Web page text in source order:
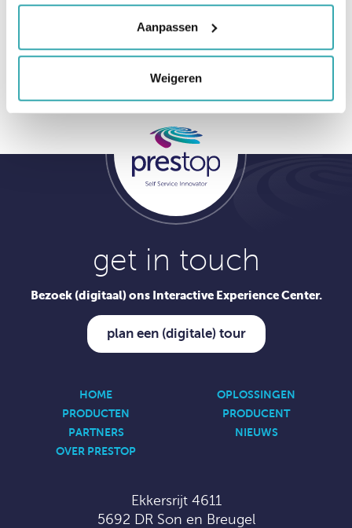
Aanpassen
Weigeren
Klantbeoordelingen op Google
get in touch
Bezoek (digitaal) ons Interactive Experience Center.
plan een (digitale) tour
HOME
OPLOSSINGEN
PRODUCTEN
PRODUCENT
PARTNERS
NIEUWS
OVER PRESTOP
Ekkersrijt 4611
5692 DR Son en Breugel